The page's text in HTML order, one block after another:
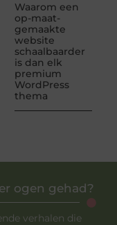
Waarom een
op-maat-
gemaakte
website
schaalbaarder
is dan elk
premium
WordPress
thema
ogen gehad?
verhalen die